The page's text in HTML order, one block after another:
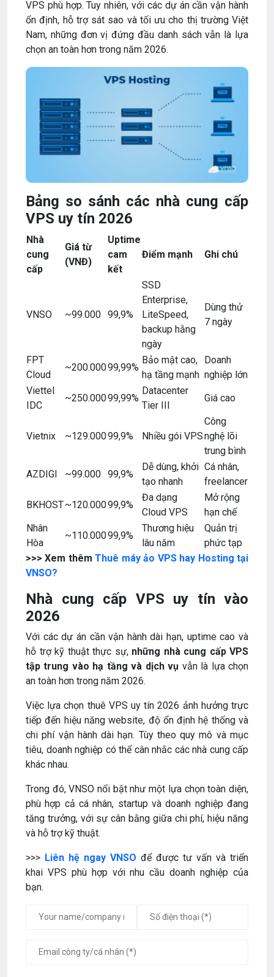
VPS phù hợp. Tuy nhiên, với các dự án cần vận hành
ổn định, hỗ trợ sát sao và tối ưu cho thị trường Việt
Nam, những đơn vị đứng đầu danh sách vẫn là lựa
chọn an toàn hơn trong năm 2026.
Bảng so sánh các nhà cung cấp
VPS uy tín 2026
Nhà
cung
cấp
Giá từ
(VNĐ)
Uptime
cam
kết
Điểm mạnh Ghi chú
VNSO ~99.000 99,9%
SSD
Enterprise,
LiteSpeed,
backup hằng
ngày
Dùng thử
7 ngày
FPT
Cloud
~200.00099,99%
Bảo mật cao,
hạ tầng mạnh
Doanh
nghiệp lớn
Viettel
IDC
~250.00099,99%
Datacenter
Tier III
Giá cao
Vietnix ~129.00099,9% Nhiều gói VPS
Công
nghệ lõi
trung bình
AZDIGI
~99.000 99,9%
Dễ dùng, khởi
tạo nhanh
Cá nhân,
freelancer
BKHOST~120.00099,9%
Đa dạng
Cloud VPS
Mở rộng
hạn chế
Nhân
Hòa
~110.00099,9%
Thương hiệu
lâu năm
Quản trị
phức tạp
>>> Xem thêmThuê máy ảo VPS hay Hosting tại
VNSO?
Nhà cung cấp VPS uy tín vào
2026
Với các dự án cần vận hành dài hạn, uptime cao và
hỗ trợ kỹ thuật thực sự, những nhà cung cấp VPS
tập trung vào hạ tầng và dịch vụ vẫn là lựa chọn
an toàn hơn trong năm 2026.
Việc lựa chọn thuê VPS uy tín 2026 ảnh hưởng trực
tiếp đến hiệu năng website, độ ổn định hệ thống và
chi phí vận hành dài hạn. Tùy theo quy mô và mục
tiêu, doanh nghiệp có thể cân nhắc các nhà cung cấp
khác nhau.
Trong đó, VNSO nổi bật như một lựa chọn toàn diện,
phù hợp cả cá nhân, startup và doanh nghiệp đang
tăng trưởng, với sự cân bằng giữa chi phí, hiệu năng
và hỗ trợ kỹ thuật.
>>> Liên hệ ngay VNSO để được tư vấn và triển
khai VPS phù hợp với nhu cầu doanh nghiệp của
bạn.